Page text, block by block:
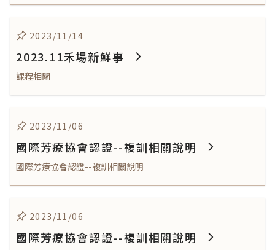
2023/11/14
2023.11禾場新鮮事
課程相關
2023/11/06
國際芳療協會認證--複訓相關說明
國際芳療協會認證--複訓相關說明
2023/11/06
國際芳療協會認證--複訓相關說明